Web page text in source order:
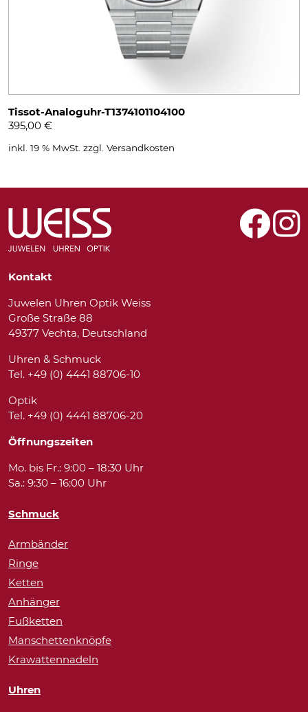
Tissot-Analoguhr-T1374101104100
395,00 €
inkl. 19 % MwSt. zzgl. Versandkosten
Kontakt
Juwelen Uhren Optik Weiss
Große Straße 88
49377 Vechta, Deutschland
Uhren & Schmuck
Tel. +49 (0) 4441 88706-10
Optik
Tel. +49 (0) 4441 88706-20
Öffnungszeiten
Mo. bis Fr.: 9:00 – 18:30 Uhr
Sa.: 9:30 – 16:00 Uhr
Schmuck
Armbänder
Ringe
Ketten
Anhänger
Fußketten
Manschettenknöpfe
Krawattennadeln
Uhren